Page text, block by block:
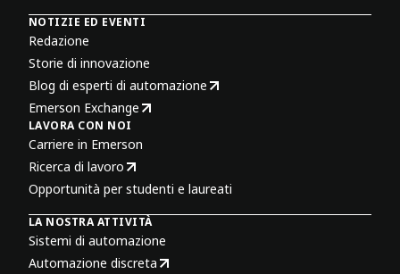
NOTIZIE ED EVENTI
Redazione
Storie di innovazione
Blog di esperti di automazione
Emerson Exchange
LAVORA CON NOI
Carriere in Emerson
Ricerca di lavoro
Opportunità per studenti e laureati
LA NOSTRA ATTIVITÀ
Sistemi di automazione
Automazione discreta